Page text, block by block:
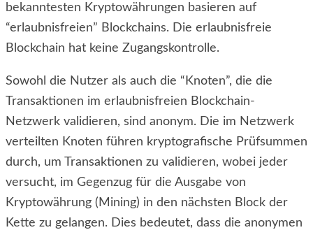
bekanntesten Kryptowährungen basieren auf
“erlaubnisfreien” Blockchains. Die erlaubnisfreie
Blockchain hat keine Zugangskontrolle.
Sowohl die Nutzer als auch die “Knoten”, die die
Transaktionen im erlaubnisfreien Blockchain-
Netzwerk validieren, sind anonym. Die im Netzwerk
verteilten Knoten führen kryptografische Prüfsummen
durch, um Transaktionen zu validieren, wobei jeder
versucht, im Gegenzug für die Ausgabe von
Kryptowährung (Mining) in den nächsten Block der
Kette zu gelangen. Dies bedeutet, dass die anonymen